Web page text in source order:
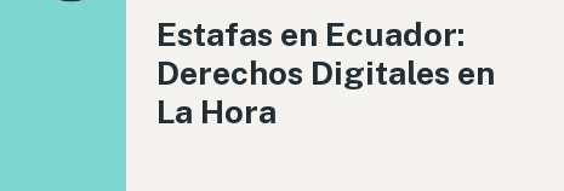
Estafas en Ecuador:
Derechos Digitales en
La Hora